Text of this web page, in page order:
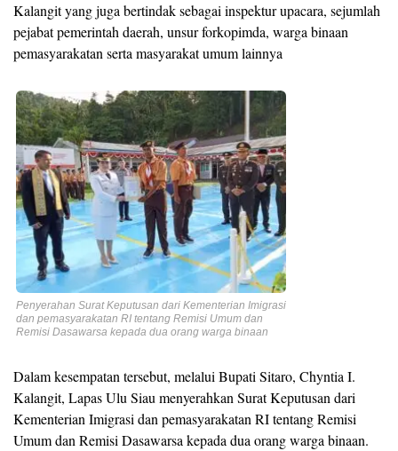
Kalangit yang juga bertindak sebagai inspektur upacara, sejumlah
pejabat pemerintah daerah, unsur forkopimda, warga binaan
pemasyarakatan serta masyarakat umum lainnya
Penyerahan Surat Keputusan dari Kementerian Imigrasi
dan pemasyarakatan RI tentang Remisi Umum dan
Remisi Dasawarsa kepada dua orang warga binaan
Dalam kesempatan tersebut, melalui Bupati Sitaro, Chyntia I.
Kalangit, Lapas Ulu Siau menyerahkan Surat Keputusan dari
Kementerian Imigrasi dan pemasyarakatan RI tentang Remisi
Umum dan Remisi Dasawarsa kepada dua orang warga binaan.